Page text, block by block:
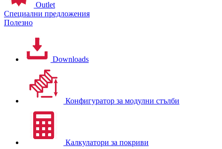
Outlet
Специални предложения
Полезно
Downloads
Конфигуратор за модулни стълби
Калкулатори за покриви